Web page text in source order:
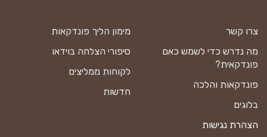
צרו קשר
מה נדרש כדי לשמש כאם
פונדקאית?
פונדקאות והלכה
בלוגים
הצהרת נגישות
מימון הליך פונדקאות
סיפורי הצלחה בוידאו
לקוחות ממליצים
חדשות